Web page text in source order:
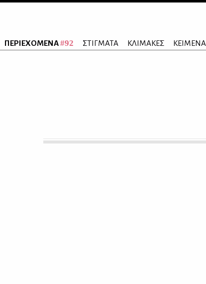
ΠΕΡΙΕΧΟΜΕΝΑ#92 ΣΤΙΓΜΑΤΑ ΚΛΙΜΑΚΕΣ ΚΕΙΜΕΝΑ